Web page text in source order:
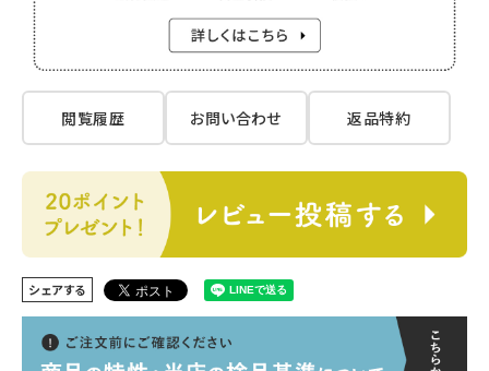
閲覧履歴 お問い合わせ 返品特約
シェアする